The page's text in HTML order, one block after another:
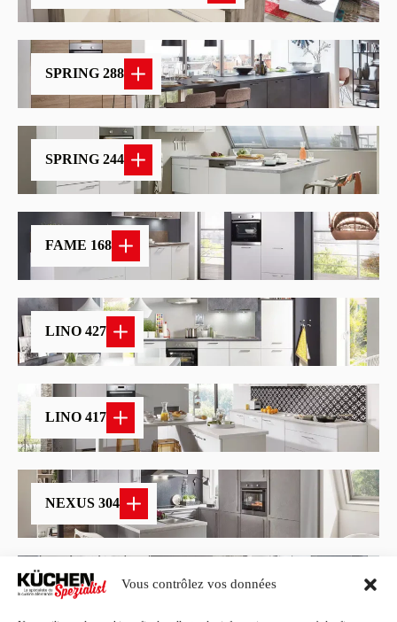
Vous contrôlez vos données
SPRING 288
SPRING 244
FAME 168
LINO 427
LINO 417
NEXUS 304
MENTO 216